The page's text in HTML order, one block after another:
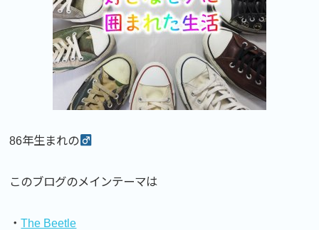
86年生まれの
このブログのメインテーマは
・The Beetle